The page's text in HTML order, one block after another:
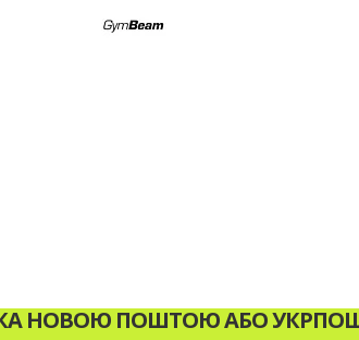
НОВОЮ ПОШТОЮ АБО